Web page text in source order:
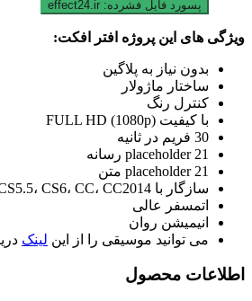
پسورد فایل فشرده: effect24.ir
ویژگی های این پروژه افتر افکت:
بدون نیاز به پلاگین
ساختار ماژولار
کنترل رنگ
با کیفیت FULL HD (1080p)
30 فریم در ثانیه
21 placeholder رسانه
21 placeholder متن
سازگار با CS5، CS5.5، CS6، CC، CC2014
اتمسفر عالی
انیمیشن روان
می توانید موسیقی را از این لینک
اطلاعات محصول